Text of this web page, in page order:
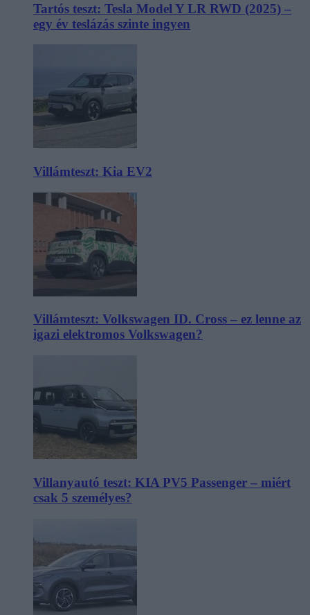
Tartós teszt: Tesla Model Y LR RWD (2025) –
egy év teslázás szinte ingyen
Villámteszt: Kia EV2
Villámteszt: Volkswagen ID. Cross – ez lenne az
igazi elektromos Volkswagen?
Villanyautó teszt: KIA PV5 Passenger – miért
csak 5 személyes?